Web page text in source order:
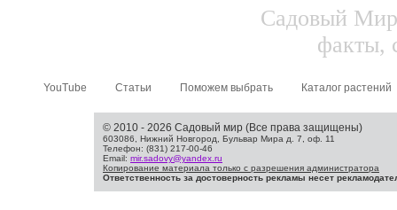
Садовый
факты,
YouTube Статьи Поможем выбрать Каталог растений
© 2010 - 2026 Садовый мир (Все права защищены)
603086, Нижний Новгород, Бульвар Мира д. 7, оф. 11
Телефон: (831) 217-00-46
Email: mir.sadovy@yandex.ru
Копирование материала только с разрешения администратора
Ответственность за достоверность рекламы несет